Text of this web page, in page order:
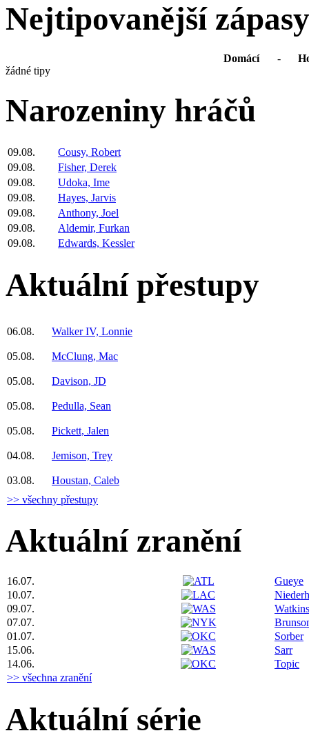
Nejtipovanější zápasy
Domácí -
žádné tipy
Narozeniny hráčů
09.08.
Cousy, Robert
09.08.
Fisher, Derek
09.08.
Udoka, Ime
09.08.
Hayes, Jarvis
09.08.
Anthony, Joel
09.08.
Aldemir, Furkan
09.08.
Edwards, Kessler
Aktuální přestupy
06.08. Walker IV, Lonnie
05.08. McClung, Mac
05.08. Davison, JD
05.08. Pedulla, Sean
05.08. Pickett, Jalen
04.08. Jemison, Trey
03.08.
Houstan, Caleb
>> všechny přestupy
Aktuální zranění
16.07.
Gueye
10.07.
09.07.
Watkins
07.07.
01.07.
Sorber
15.06.
Sarr
14.06.
Topic
>> všechna zranění
Aktuální série